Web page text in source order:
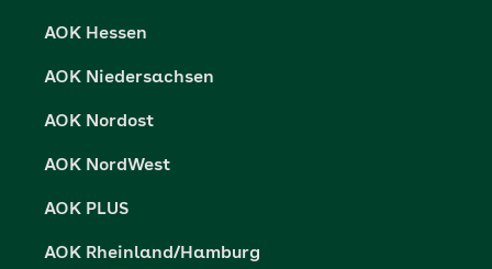
AOK Hessen
AOK Niedersachsen
AOK Nordost
AOK NordWest
AOK PLUS
AOK Rheinland/Hamburg